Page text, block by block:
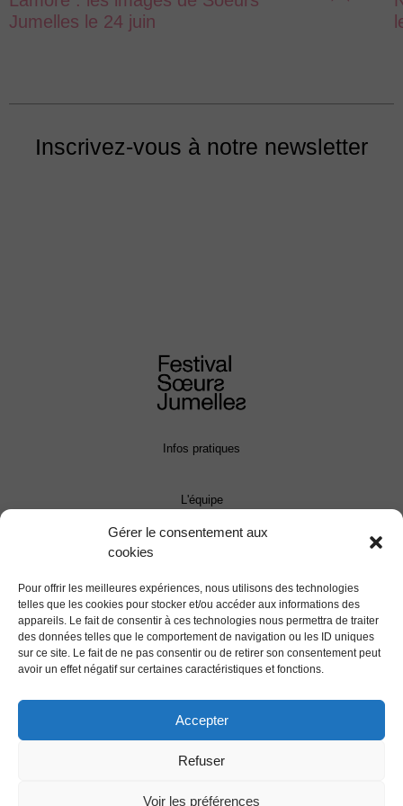
Gérer le consentement aux
cookies
Pour offrir les meilleures expériences, nous utilisons des technologies
telles que les cookies pour stocker et/ou accéder aux informations des
appareils. Le fait de consentir à ces technologies nous permettra de traiter
des données telles que le comportement de navigation ou les ID uniques
sur ce site. Le fait de ne pas consentir ou de retirer son consentement peut
avoir un effet négatif sur certaines caractéristiques et fonctions.
Accepter
Refuser
Voir les préférences
Jumelles le 24 juin
Inscrivez-vous à notre newsletter
Infos pratiques
L'équipe
Presse
Programmation
Mentions légales